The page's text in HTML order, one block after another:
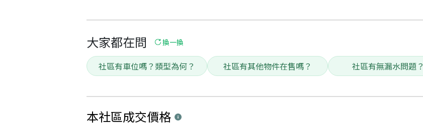
大家都在問 換一換
社區有車位嗎？類型為何？ 社區有其他物件在售嗎？ 社區有無漏水問題？
本社區成交價格